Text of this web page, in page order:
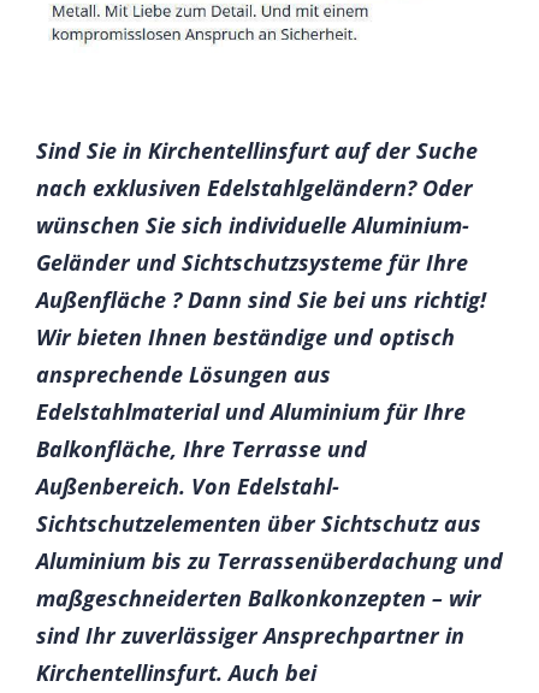
Sind Sie in Kirchentellinsfurt auf der Suche
nach exklusiven Edelstahlgeländern? Oder
wünschen Sie sich individuelle Aluminium-
Geländer und Sichtschutzsysteme für Ihre
Außenfläche ? Dann sind Sie bei uns richtig!
Wir bieten Ihnen beständige und optisch
ansprechende Lösungen aus
Edelstahlmaterial und Aluminium für Ihre
Balkonfläche, Ihre Terrasse und
Außenbereich. Von Edelstahl-
Sichtschutzelementen über Sichtschutz aus
Aluminium bis zu Terrassenüberdachung und
maßgeschneiderten Balkonkonzepten – wir
sind Ihr zuverlässiger Ansprechpartner in
Kirchentellinsfurt. Auch bei